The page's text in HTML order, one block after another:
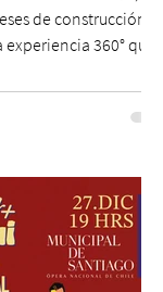
de construcción,
360° que
en vivo,
los universos más
a su oferta
con la apertura de
temático
de un museo de
transportar a sus